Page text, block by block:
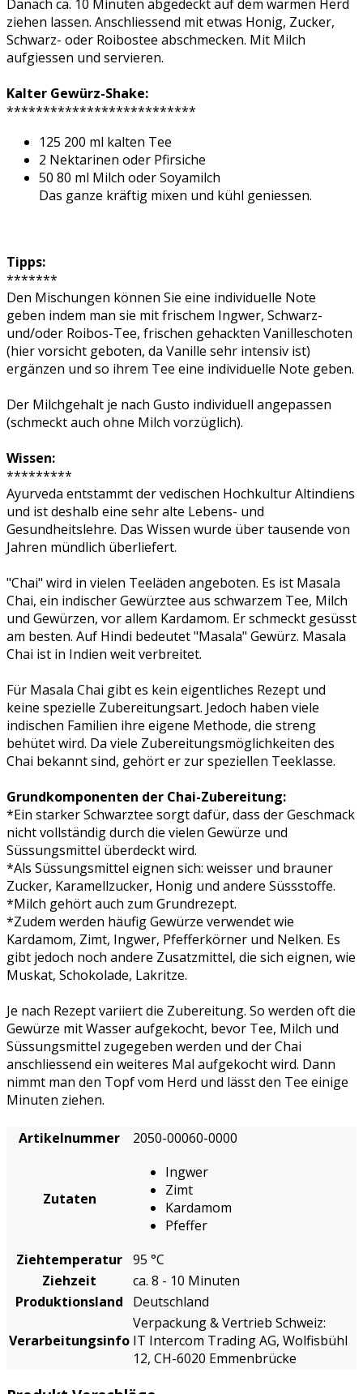
Danach ca. 10 Minuten abgedeckt auf dem warmen Herd
ziehen lassen. Anschliessend mit etwas Honig, Zucker,
Schwarz- oder Roibostee abschmecken. Mit Milch
aufgiessen und servieren.
Kalter Gewürz-Shake:
**************************
125 200 ml kalten Tee
2 Nektarinen oder Pfirsiche
50 80 ml Milch oder Soyamilch
Das ganze kräftig mixen und kühl geniessen.
Tipps:
*******
Den Mischungen können Sie eine individuelle Note
geben indem man sie mit frischem Ingwer, Schwarz-
und/oder Roibos-Tee, frischen gehackten Vanilleschoten
(hier vorsicht geboten, da Vanille sehr intensiv ist)
ergänzen und so ihrem Tee eine individuelle Note geben.
Der Milchgehalt je nach Gusto individuell angepassen
(schmeckt auch ohne Milch vorzüglich).
Wissen:
*********
Ayurveda entstammt der vedischen Hochkultur Altindiens
und ist deshalb eine sehr alte Lebens- und
Gesundheitslehre. Das Wissen wurde über tausende von
Jahren mündlich überliefert.
"Chai" wird in vielen Teeläden angeboten. Es ist Masala
Chai, ein indischer Gewürztee aus schwarzem Tee, Milch
und Gewürzen, vor allem Kardamom. Er schmeckt gesüsst
am besten. Auf Hindi bedeutet "Masala" Gewürz. Masala
Chai ist in Indien weit verbreitet.
Für Masala Chai gibt es kein eigentliches Rezept und
keine spezielle Zubereitungsart. Jedoch haben viele
indischen Familien ihre eigene Methode, die streng
behütet wird. Da viele Zubereitungsmöglichkeiten des
Chai bekannt sind, gehört er zur speziellen Teeklasse.
Grundkomponenten der Chai-Zubereitung:
*Ein starker Schwarztee sorgt dafür, dass der Geschmack
nicht vollständig durch die vielen Gewürze und
Süssungsmittel überdeckt wird.
*Als Süssungsmittel eignen sich: weisser und brauner
Zucker, Karamellzucker, Honig und andere Süssstoffe.
*Milch gehört auch zum Grundrezept.
*Zudem werden häufig Gewürze verwendet wie
Kardamom, Zimt, Ingwer, Pfefferkörner und Nelken. Es
gibt jedoch noch andere Zusatzmittel, die sich eignen, wie
Muskat, Schokolade, Lakritze.
Je nach Rezept variiert die Zubereitung. So werden oft die
Gewürze mit Wasser aufgekocht, bevor Tee, Milch und
Süssungsmittel zugegeben werden und der Chai
anschliessend ein weiteres Mal aufgekocht wird. Dann
nimmt man den Topf vom Herd und lässt den Tee einige
Minuten ziehen.
Artikelnummer 2050-00060-0000
Zutaten
Ingwer
Zimt
Kardamom
Pfeffer
Ziehtemperatur 95 °C
Ziehzeit
ca. 8 - 10 Minuten
Produktionsland
Deutschland
Verarbeitungsinfo
Verpackung & Vertrieb Schweiz:
IT Intercom Trading AG, Wolfisbühl
12, CH-6020 Emmenbrücke